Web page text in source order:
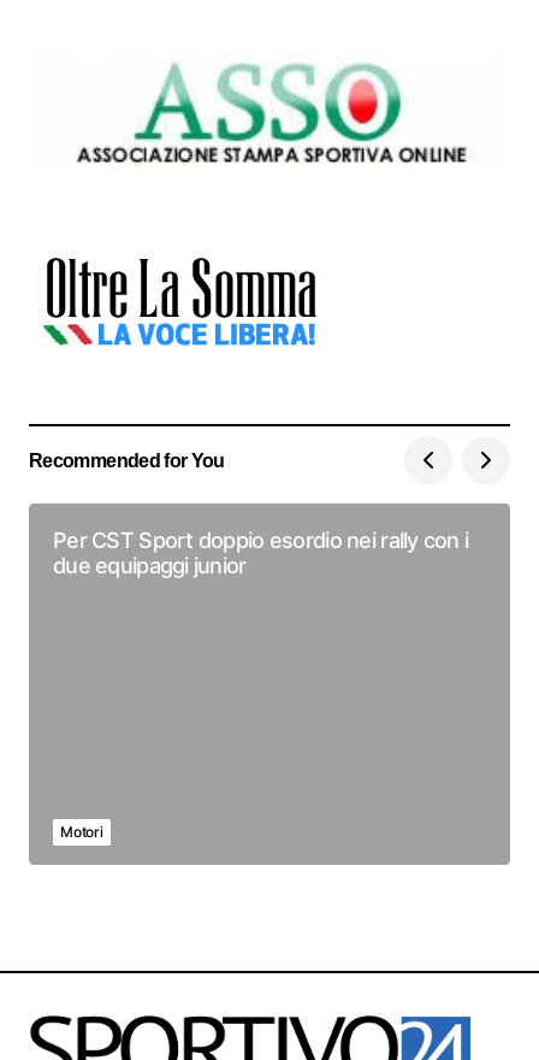
Recommended for You
Per CST Sport doppio esordio nei rally con i
due equipaggi junior
Motori